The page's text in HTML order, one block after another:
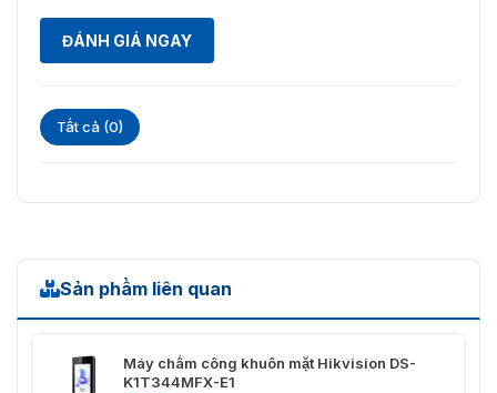
ĐÁNH GIÁ NGAY
Tất cả (0)
Sản phẩm liên quan
Máy chấm công khuôn mặt Hikvision DS-
K1T344MFX-E1